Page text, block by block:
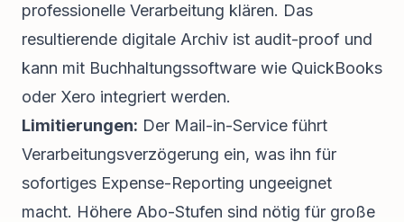
professionelle Verarbeitung klären. Das
resultierende digitale Archiv ist audit-proof und
kann mit Buchhaltungssoftware wie QuickBooks
oder Xero integriert werden.
Limitierungen: Der Mail-in-Service führt
Verarbeitungsverzögerung ein, was ihn für
sofortiges Expense-Reporting ungeeignet
macht. Höhere Abo-Stufen sind nötig für große